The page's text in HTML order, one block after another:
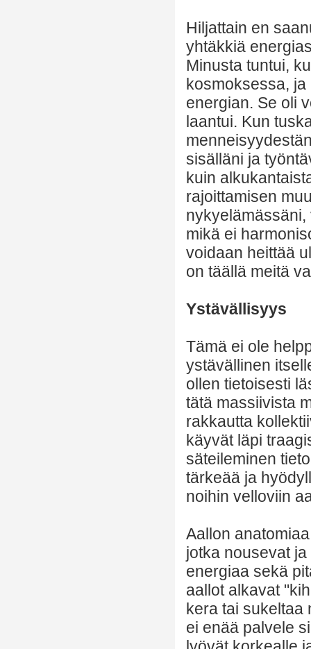
Hiljattain en
yhtäkkiä
Minusta tuntui,
kosmoksessa,
energian. Se oli
laantui. Kun
sisälläni ja
kuin
rajoittamisen
mikä ei
voidaan heittää
on täällä meitä
Ystävällisyys
Tämä ei ole
ystävällinen
ollen tietoisesti
tätä massiivista
rakkautta
käyvät läpi
säteileminen
tärkeää ja
noihin velloviin
Aallon
jotka nousevat
energiaa sekä
aallot alkavat
kera tai sukeltaa
ei enää palvele